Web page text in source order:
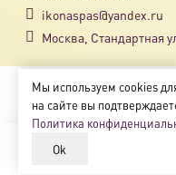
ikonaspas@yandex.ru
Москва, Стандартная
Copyright © 2018-2025
Магазин
Мы используем cookies
на сайте вы
Политика
Ok